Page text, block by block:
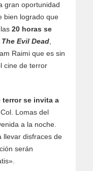
gran oportunidad
bien logrado que
20 horas se
The Evil Dead
Raimi que es sin
cine de terror
terror se invita a
Lomas del
a la noche.
llevar disfraces de
serán